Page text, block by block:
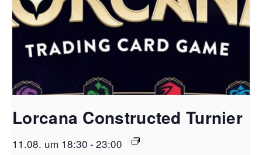
Lorcana Constructed Turnier
11.08. um 18:30 - 23:00